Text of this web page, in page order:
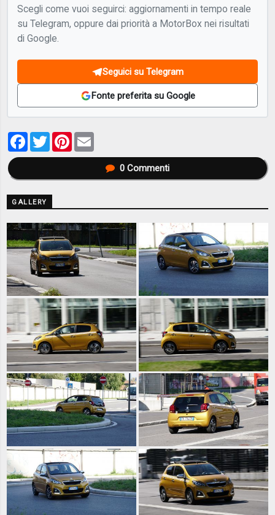
Scegli come vuoi seguirci: aggiornamenti in tempo reale
su Telegram, oppure dai priorità a MotorBox nei risultati
di Google.
Seguici su Telegram
Fonte preferita su Google
Facebook
TwitterPinterest
0Commenti
GALLERY